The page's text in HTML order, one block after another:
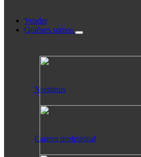
Vender
Quiénes somos
Neptunus
Carrera profesional